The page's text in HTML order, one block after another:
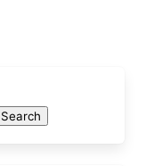
Search